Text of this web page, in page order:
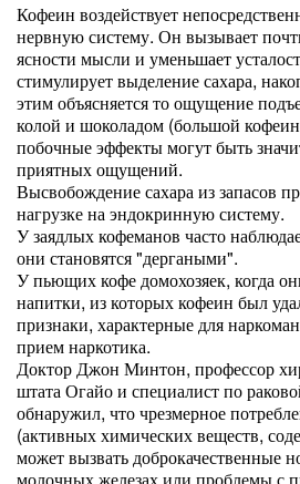
Кофеин воздействует
нервную систему. Он вызывает
ясности мысли и уменьшает
стимулирует выделение сахара,
этим объясняется то ощущение
колой и шоколадом (большой
побочные эффекты могут быть
приятных ощущений.
Высвобождение сахара из запасов
нагрузке на эндокринную систему.
У заядлых кофеманов часто
они становятся "дергаными".
У пьющих кофе домохозяек, когда
напитки, из которых кофеин был
признаки, характерные для
прием наркотика.
Доктор Джон Минтон, профессор
штата Огайо и специалист по
обнаружил, что чрезмерное
(активных химических веществ,
может вызвать доброкачественные